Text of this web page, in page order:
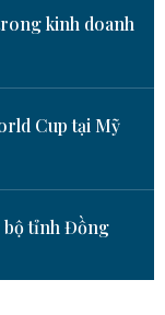
kinh doanh
Cup tại Mỹ
bộ tỉnh Đồng